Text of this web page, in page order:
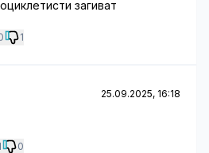
загиват
1
25.09.2025, 16:18
0